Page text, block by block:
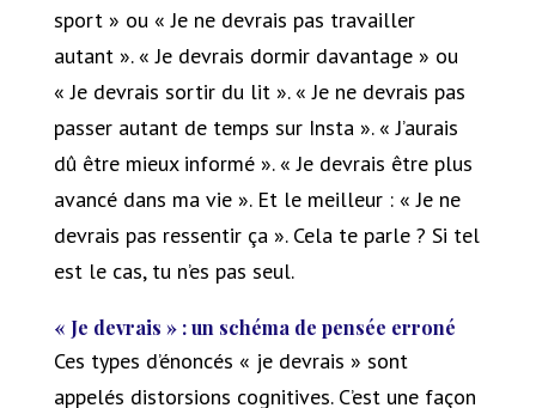
sport » ou « Je ne devrais pas travailler
autant ». « Je devrais dormir davantage » ou
« Je devrais sortir du lit ». « Je ne devrais pas
passer autant de temps sur Insta ». « J’aurais
dû être mieux informé ». « Je devrais être plus
avancé dans ma vie ». Et le meilleur : « Je ne
devrais pas ressentir ça ». Cela te parle ? Si tel
est le cas, tu n’es pas seul.
« Je devrais » : un schéma de pensée erroné
Ces types d’énoncés « je devrais » sont
appelés distorsions cognitives. C’est une façon